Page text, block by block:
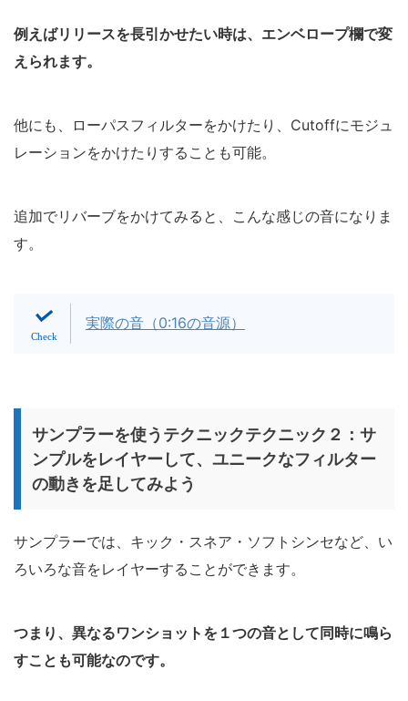
例えばリリースを長引かせたい時は、エンベロープ欄で変
えられます。
他にも、ローパスフィルターをかけたり、Cutoffにモジュ
レーションをかけたりすることも可能。
追加でリバーブをかけてみると、こんな感じの音になりま
す。
実際の音（0:16の音源）
サンプラーを使うテクニックテクニック２：サ
ンプルをレイヤーして、ユニークなフィルター
の動きを足してみよう
サンプラーでは、キック・スネア・ソフトシンセなど、い
ろいろな音をレイヤーすることができます。
つまり、異なるワンショットを１つの音として同時に鳴ら
すことも可能なのです。